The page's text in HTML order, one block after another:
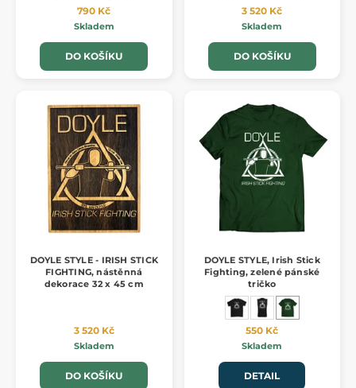
790 Kč
Skladem
DO KOŠÍKU
3 520 Kč
Skladem
DO KOŠÍKU
DOYLE STYLE - IRISH STICK
FIGHTING, nástěnná
dekorace 32 x 45 cm
3 520 Kč
Skladem
DO KOŠÍKU
DOYLE STYLE, Irish Stick
Fighting, zelené pánské
tričko
550 Kč
Skladem
DETAIL